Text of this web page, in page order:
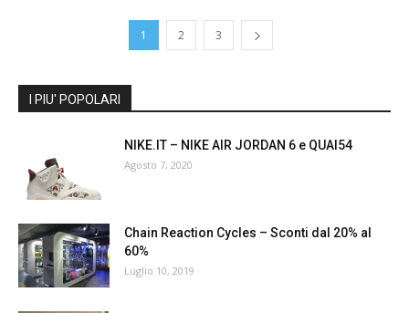
1 2 3
I PIU' POPOLARI
NIKE.IT – NIKE AIR JORDAN 6 e QUAI54
Agosto 7, 2020
Chain Reaction Cycles – Sconti dal 20% al
60%
Luglio 10, 2019